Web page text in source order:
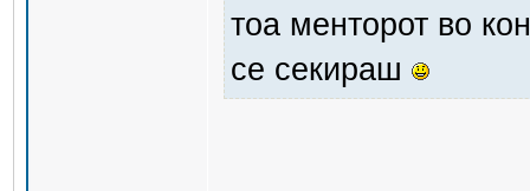
тоа менторот во
се секираш